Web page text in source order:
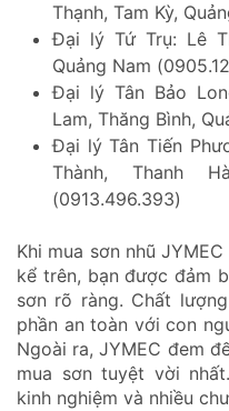
Thạnh, Tam Kỳ,
Đại lý Tứ Trụ: Lê
Quảng Nam
Đại lý Tân Bảo
Lam, Thăng Bình,
Đại lý Tân Tiến
Thành, Thanh
(0913.496.393)
Khi mua sơn nhũ
kể trên, bạn được đảm
sơn rõ ràng. Chất
phần an toàn với con
Ngoài ra, JYMEC đem
mua sơn tuyệt vời
kinh nghiệm và nhiều